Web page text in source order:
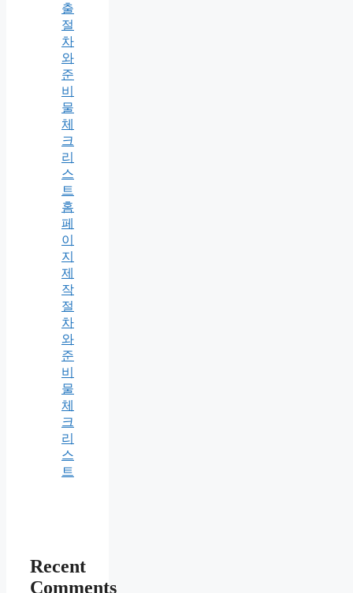
출
절
차
와
준
비
물
체
크
리
스
트
홈
페
이
지
제
작
절
차
와
준
비
물
체
크
리
스
트
Recent
Comments